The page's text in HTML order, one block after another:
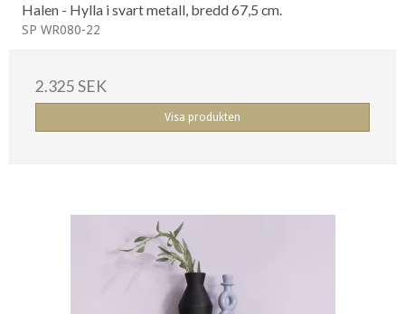
Halen - Hylla i svart metall, bredd 67,5 cm.
SP WR080-22
2.325 SEK
Visa produkten